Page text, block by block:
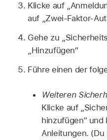
Klicke auf
auf „Zwei-Faktor-
Gehe zu
„Hinzufügen“
Führe einen der
Weiteren
Klicke auf
hinzufügen“
Anleitungen.